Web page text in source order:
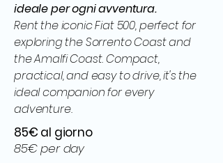
ideale per ogni avventura.
Rent the iconic Fiat 500, perfect for
exploring the Sorrento Coast and
the Amalfi Coast. Compact,
practical, and easy to drive, it's the
ideal companion for every
adventure.
85€ al giorno
85€ per day